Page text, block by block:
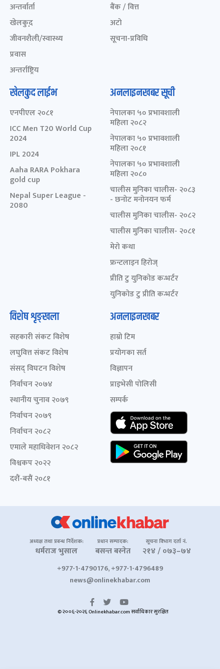
अन्तर्वार्ता
खेलकुद़़
जीवनशैली/स्वास्थ्य
प्रवास
अन्तर्राष्ट्रिय
बैंक / वित्त
अटो
सूचना-प्रविधि
खेलकुद लाईभ
एनपीएल २०८१
ICC Men T20 World Cup
2024
IPL 2024
Aaha RARA Pokhara
gold cup
Nepal Super League -
2080
अनलाइनखबर सूची
नेपालका ५० प्रभावशाली
महिला २०८२
नेपालका ५० प्रभावशाली
महिला २०८१
नेपालका ५० प्रभावशाली
महिला २०८०
चालीस मुनिका चालीस- २०८३
- छनोट मनोनयन फर्म
चालीस मुनिका चालीस- २०८२
चालीस मुनिका चालीस- २०८१
मेरो कथा
फ्रन्टलाइन हिरोज्
प्रीति टु युनिकोड कन्भर्टर
युनिकोड टु प्रीति कन्भर्टर
विशेष शृङ्खला
सहकारी संकट विशेष
लघुवित्त संकट विशेष
संसद् विघटन विशेष
निर्वाचन २०७४
स्थानीय चुनाव २०७९
निर्वाचन २०७९
निर्वाचन २०८२
एमाले महाधिवेशन २०८२
विश्वकप २०२२
दशैं-बसैं २०८१
अनलाइनखबर
हाम्रो टिम
प्रयोगका सर्त
विज्ञापन
प्राइभेसी पोलिसी
सम्पर्क
अध्यक्ष तथा प्रबन्ध निर्देशक:
धर्मराज भुसाल
प्रधान सम्पादक:
बसन्त बस्नेत
सूचना विभाग दर्ता नं.
२१४ / ०७३–७४
+977-1-4790176, +977-1-4796489
news@onlinekhabar.com
© २००६-२०२६ Onlinekhabar.com सर्वाधिकार सुरक्षित